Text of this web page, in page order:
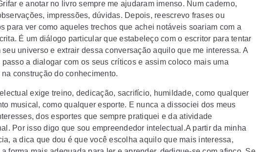
e anotar no livro sempre me ajudaram imenso. Num caderno,
impressões, dúvidas. Depois, reescrevo frases ou
para ver como aqueles trechos que achei notáveis soariam com a
É um diálogo particular que estabeleço com o escritor para tentar
seu universo e extrair dessa conversação aquilo que me interessa. A
passo a dialogar com os seus críticos e assim coloco mais uma
construção do conhecimento.
exige treino, dedicação, sacrifício, humildade, como qualquer
musical, como qualquer esporte. E nunca a dissociei dos meus
dos esportes que sempre pratiquei e da atividade
Por isso digo que sou empreendedor intelectual.A partir da minha
a dica que dou é que você escolha aquilo que mais interessa,